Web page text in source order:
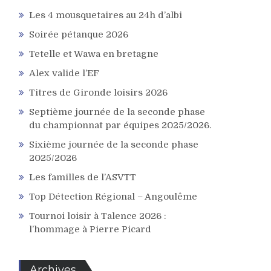
Les 4 mousquetaires au 24h d’albi
Soirée pétanque 2026
Tetelle et Wawa en bretagne
Alex valide l’EF
Titres de Gironde loisirs 2026
Septième journée de la seconde phase
du championnat par équipes 2025/2026.
Sixième journée de la seconde phase
2025/2026
Les familles de l’ASVTT
Top Détection Régional – Angoulême
Tournoi loisir à Talence 2026 :
l’hommage à Pierre Picard